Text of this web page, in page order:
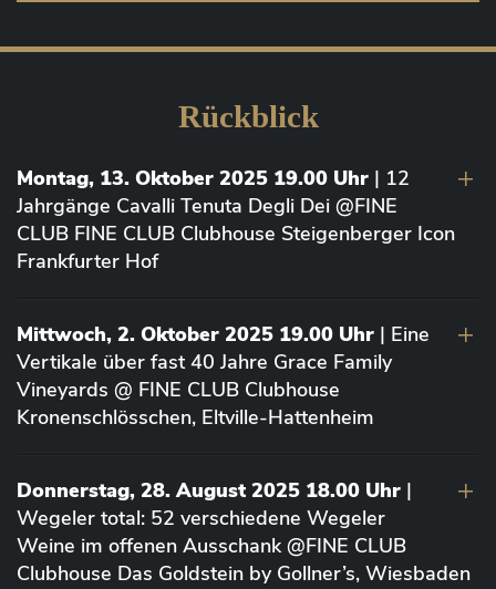
Rückblick
Montag, 13. Oktober 2025 19.00 Uhr | 12
Jahrgänge Cavalli Tenuta Degli Dei @FINE
CLUB FINE CLUB Clubhouse Steigenberger Icon
Frankfurter Hof
Mittwoch, 2. Oktober 2025 19.00 Uhr | Eine
Vertikale über fast 40 Jahre Grace Family
Vineyards @ FINE CLUB Clubhouse
Kronenschlösschen, Eltville-Hattenheim
Donnerstag, 28. August 2025 18.00 Uhr |
Wegeler total: 52 verschiedene Wegeler
Weine im offenen Ausschank @FINE CLUB
Clubhouse Das Goldstein by Gollner’s, Wiesbaden